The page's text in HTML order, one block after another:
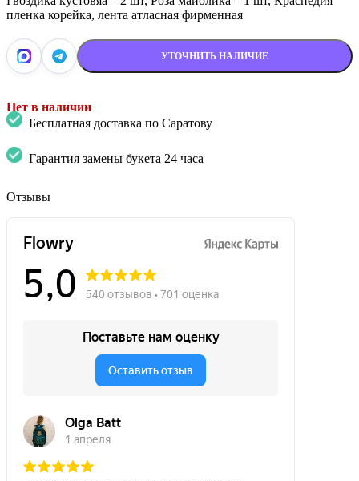
пленка корейка, лента атласная фирменная
УТОЧНИТЬ НАЛИЧИЕ
Нет в наличии
Бесплатная доставка по Саратову
Гарантия замены букета 24 часа
Отзывы